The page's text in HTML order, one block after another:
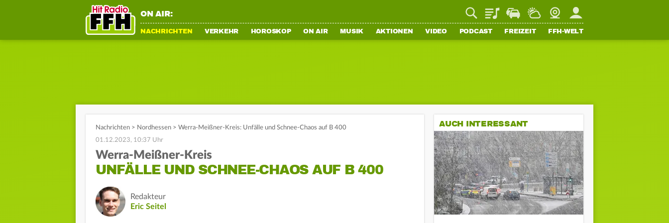
ON AIR: PlaylistStaupilotWetterWebcamMein FFH
NACHRICHTEN VERKEHR HOROSKOP ON AIR MUSIK AKTIONEN VIDEO PODCAST FREIZEIT FFH-WELT
Nachrichten > Nordhessen > Werra-Meißner-Kreis: Unfälle und Schnee-Chaos auf B 400
01.12.2023, 10:37 Uhr
Werra-Meißner-Kreis
UNFÄLLE UND SCHNEE-CHAOS AUF B 400
Redakteur
Eric Seitel
AUCH INTERESSANT